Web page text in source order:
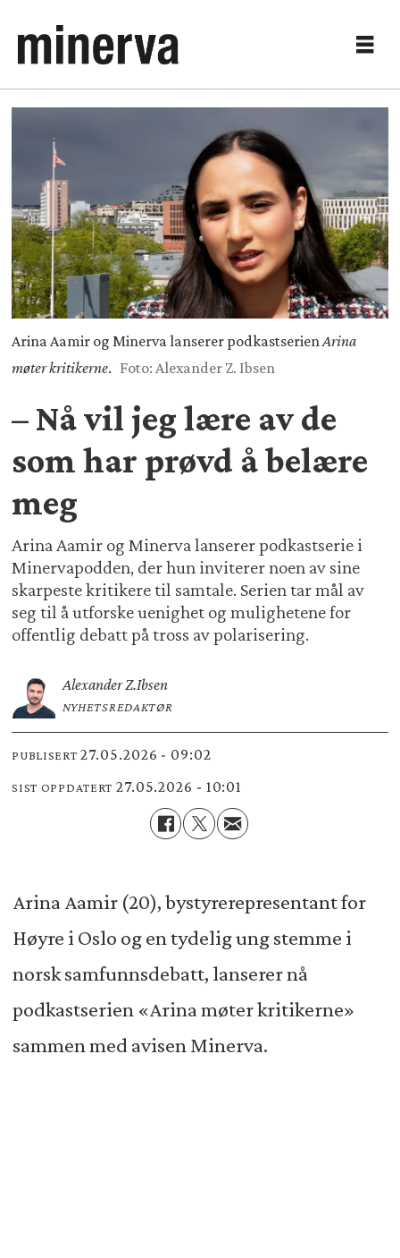
Arina Aamir og Minerva lanserer podkastserienArina
møter kritikerne. Foto: Alexander Z. Ibsen
– Nå vil jeg lære av de
som har prøvd å belære
meg
Arina Aamir og Minerva lanserer podkastserie i
Minervapodden, der hun inviterer noen av sine
skarpeste kritikere til samtale. Serien tar mål av
seg til å utforske uenighet og mulighetene for
offentlig debatt på tross av polarisering.
Alexander Z.Ibsen
NYHETSREDAKTØR
PUBLISERT 27.05.2026 - 09:02
SIST OPPDATERT 27.05.2026 - 10:01
Arina Aamir (20), bystyrerepresentant for
Høyre i Oslo og en tydelig ung stemme i
norsk samfunnsdebatt, lanserer nå
podkastserien «Arina møter kritikerne»
sammen med avisen Minerva.